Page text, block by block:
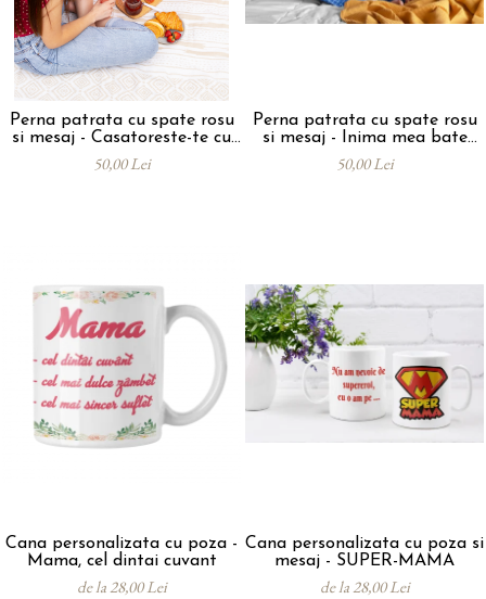
Perna patrata cu spate rosu
si mesaj - Casatoreste-te cu
mine
50,00 Lei
Perna patrata cu spate rosu
si mesaj - Inima mea bate
pentru tine
50,00 Lei
Cana personalizata cu poza -
Mama, cel dintai cuvant
de la 28,00 Lei
Cana personalizata cu poza si
mesaj - SUPER-MAMA
de la 28,00 Lei